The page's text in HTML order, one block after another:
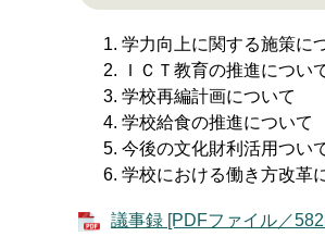
学力向上に関する施策に
ＩＣＴ教育の推進につい
学校再編計画について
学校給食の推進について
今後の文化財利活用つい
学校における働き方改革
議事録 [PDFファイル／